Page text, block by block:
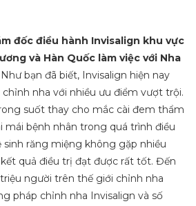
đốc điều hành Invisalign khu vực
và Hàn Quốc làm việc với Nha
Như bạn đã biết, Invisalign hiện nay
nha với nhiều ưu điểm vượt trội.
suốt thay cho mắc cài đem thẩm
mái bệnh nhân trong quá trình điều
sinh răng miệng không gặp nhiều
quả điều trị đạt được rất tốt. Đến
người trên thế giới chỉnh nha
pháp chỉnh nha Invisalign và số